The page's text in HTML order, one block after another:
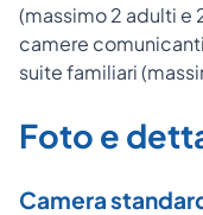
(massimo 2 adulti e
camere
suite familiari
Foto e
Camera